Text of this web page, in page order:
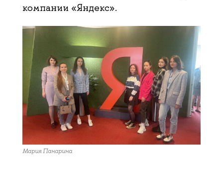
компании «Яндекс».
Мария Панарина